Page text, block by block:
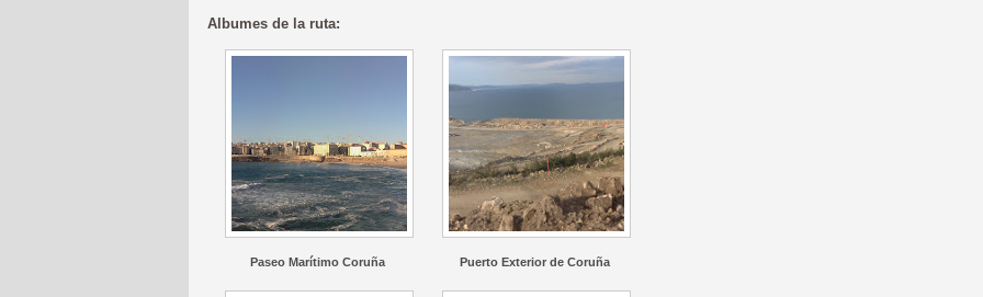
Albumes de la ruta:
Paseo Marítimo Coruña Puerto Exterior de Coruña